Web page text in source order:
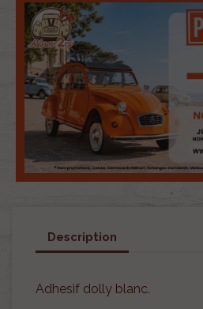
Description
Adhesif dolly blanc.